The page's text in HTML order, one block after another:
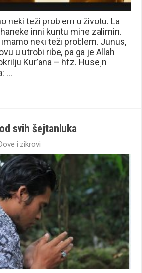
neki teži problem u životu: La
inni kuntu mine zalimin.
imamo neki teži problem. Junus,
u utrobi ribe, pa ga je Allah
Kur’ana – hfz. Husejn
…
svih šejtanluka
i zikrovi